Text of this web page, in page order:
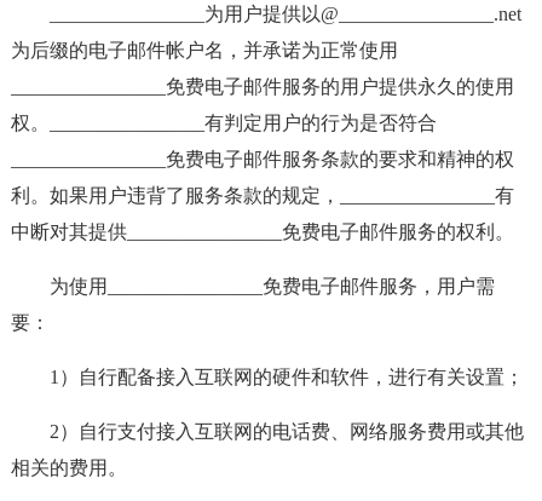
________________为用户提供以@________________.net
为后缀的电子邮件帐户名，并承诺为正常使用
________________免费电子邮件服务的用户提供永久的使用
权。________________有判定用户的行为是否符合
________________免费电子邮件服务条款的要求和精神的权
利。如果用户违背了服务条款的规定，________________有
中断对其提供________________免费电子邮件服务的权利。
为使用________________免费电子邮件服务，用户需
要：
1）自行配备接入互联网的硬件和软件，进行有关设置；
2）自行支付接入互联网的电话费、网络服务费用或其他
相关的费用。